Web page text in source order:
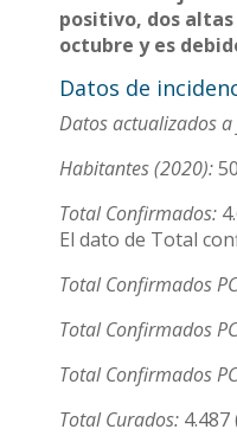
positivo, dos
octubre y es
Datos de
Datos actualizados a
Habitantes (2020):
Total Confirmados:
El dato de Total
Total Confirmados
Total Confirmados
Total Confirmados
Total Curados: 4.487